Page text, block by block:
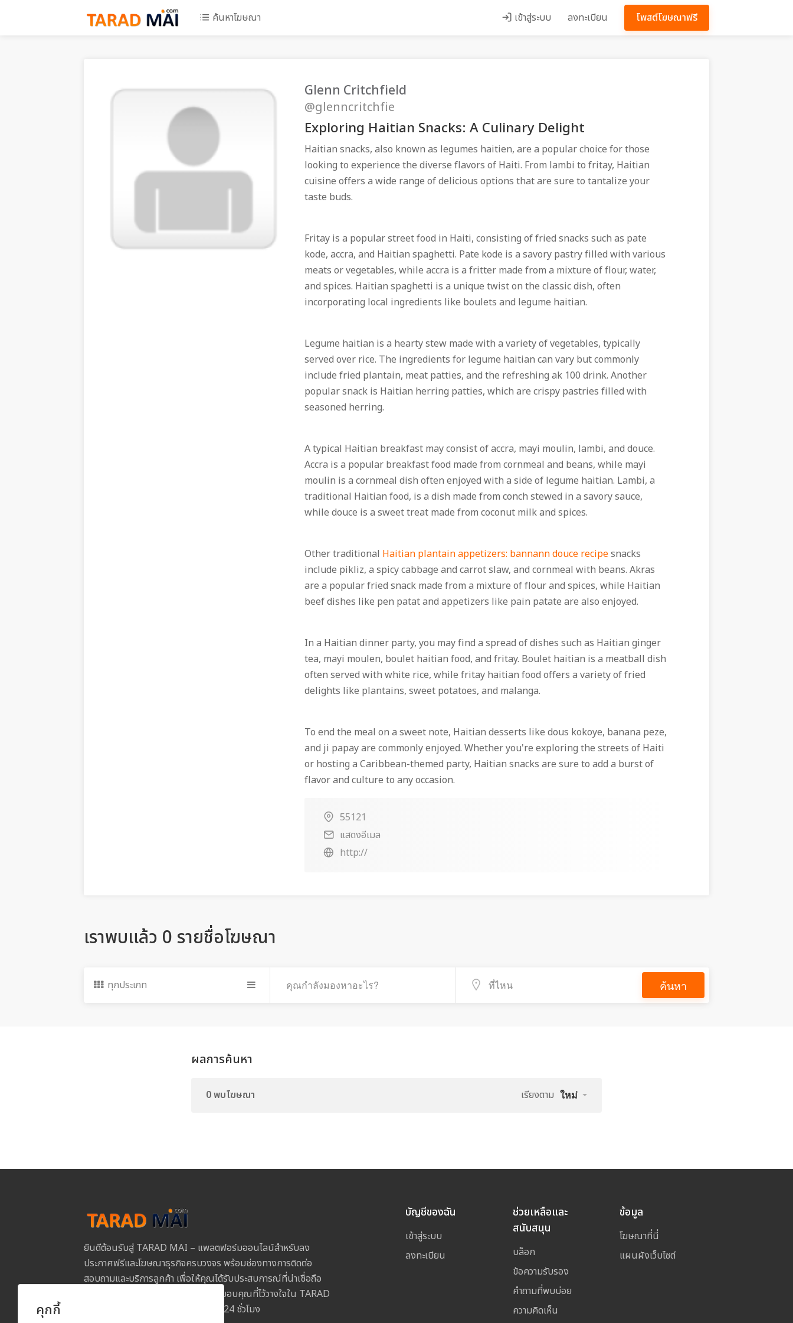
ค้นหาโฆษณา เข้าสู่ระบบ ลงทะเบียน โพสต์โฆษณาฟรี
Glenn Critchfield
@glenncritchfie
Exploring Haitian Snacks: A Culinary Delight
Haitian snacks, also known as legumes haitien, are a popular choice for those
looking to experience the diverse flavors of Haiti. From lambi to fritay, Haitian
cuisine offers a wide range of delicious options that are sure to tantalize your
taste buds.
Fritay is a popular street food in Haiti, consisting of fried snacks such as pate
kode, accra, and Haitian spaghetti. Pate kode is a savory pastry filled with various
meats or vegetables, while accra is a fritter made from a mixture of flour, water,
and spices. Haitian spaghetti is a unique twist on the classic dish, often
incorporating local ingredients like boulets and legume haitian.
Legume haitian is a hearty stew made with a variety of vegetables, typically
served over rice. The ingredients for legume haitian can vary but commonly
include fried plantain, meat patties, and the refreshing ak 100 drink. Another
popular snack is Haitian herring patties, which are crispy pastries filled with
seasoned herring.
A typical Haitian breakfast may consist of accra, mayi moulin, lambi, and douce.
Accra is a popular breakfast food made from cornmeal and beans, while mayi
moulin is a cornmeal dish often enjoyed with a side of legume haitian. Lambi, a
traditional Haitian food, is a dish made from conch stewed in a savory sauce,
while douce is a sweet treat made from coconut milk and spices.
Other traditional Haitian plantain appetizers: bannann douce recipesnacks
include pikliz, a spicy cabbage and carrot slaw, and cornmeal with beans. Akras
are a popular fried snack made from a mixture of flour and spices, while Haitian
beef dishes like pen patat and appetizers like pain patate are also enjoyed.
In a Haitian dinner party, you may find a spread of dishes such as Haitian ginger
tea, mayi moulen, boulet haitian food, and fritay. Boulet haitian is a meatball dish
often served with white rice, while fritay haitian food offers a variety of fried
delights like plantains, sweet potatoes, and malanga.
To end the meal on a sweet note, Haitian desserts like dous kokoye, banana peze,
and ji papay are commonly enjoyed. Whether you're exploring the streets of Haiti
or hosting a Caribbean-themed party, Haitian snacks are sure to add a burst of
flavor and culture to any occasion.
55121
แสดงอีเมล
http://
เราพบแล้ว 0 รายชื่อโฆษณา
ทุกประเภท ค้นหา
ผลการค้นหา
0 พบโฆษณา เรียงตาม ใหม่
ยินดีต้อนรับสู่ TARAD MAI – แพลตฟอร์มออนไลน์สำหรับลง
ประกาศฟรีและโฆษณาธุรกิจครบวงจร พร้อมช่องทางการติดต่อ
สอบถามและบริการลูกค้า เพื่อให้คุณได้รับประสบการณ์ที่น่าเชื่อถือ
และปลอดภัยในการใช้งานทุกขั้นตอน ขอบคุณที่ไว้วางใจใน TARAD
MAI และเราพร้อมให้บริการคุณตลอด 24 ชั่วโมง
บัญชีของฉัน
เข้าสู่ระบบ
ลงทะเบียน
ช่วยเหลือและ
สนับสนุน
บล็อก
ข้อความรับรอง
คำถามที่พบบ่อย
ความคิดเห็น
ข้อมูล
โฆษณาที่นี่
แผนผังเว็บไซต์
คุกกี้